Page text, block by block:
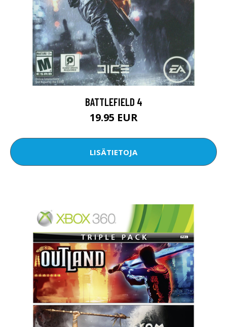
BATTLEFIELD 4
19.95 EUR
LISÄTIETOJA